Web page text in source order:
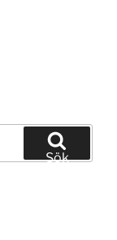
Sök